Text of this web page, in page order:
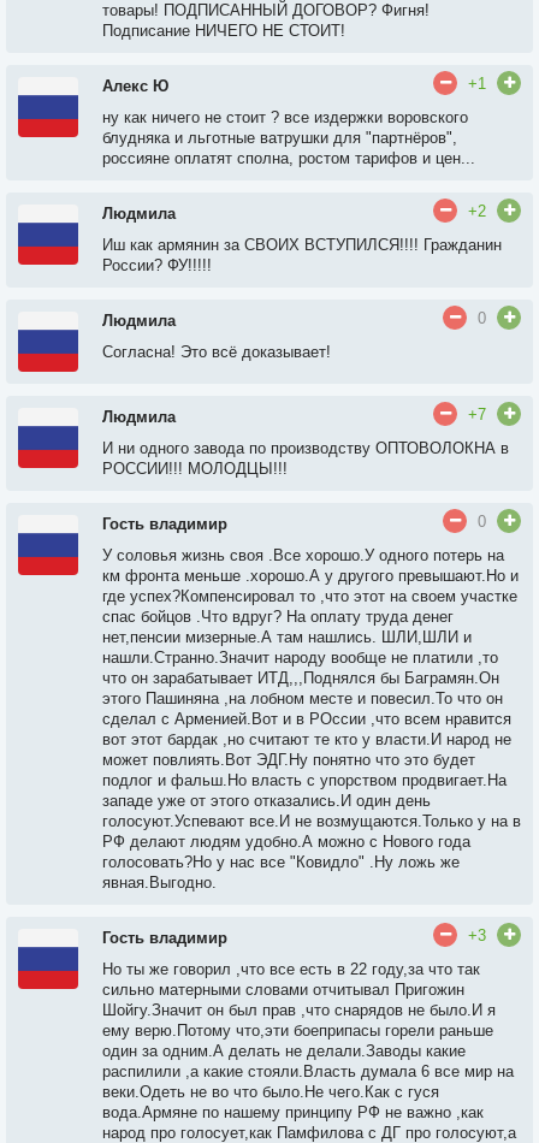
товары! ПОДПИСАННЫЙ ДОГОВОР? Фигня!
Подписание НИЧЕГО НЕ СТОИТ!
Алекс Ю
+1
ну как ничего не стоит ? все издержки воровского
блудняка и льготные ватрушки для "партнёров",
россияне оплатят сполна, ростом тарифов и цен...
Людмила
+2
Иш как армянин за СВОИХ ВСТУПИЛСЯ!!!! Гражданин
России? ФУ!!!!!
Людмила
0
Согласна! Это всё доказывает!
Людмила
+7
И ни одного завода по производству ОПТОВОЛОКНА в
РОССИИ!!! МОЛОДЦЫ!!!
Гость владимир
0
У соловья жизнь своя .Все хорошо.У одного потерь на
км фронта меньше .хорошо.А у другого превышают.Но и
где успех?Компенсировал то ,что этот на своем участке
спас бойцов .Что вдруг? На оплату труда денег
нет,пенсии мизерные.А там нашлись. ШЛИ,ШЛИ и
нашли.Странно.Значит народу вообще не платили ,то
что он зарабатывает ИТД,,,Поднялся бы Баграмян.Он
этого Пашиняна ,на лобном месте и повесил.То что он
сделал с Арменией.Вот и в РОссии ,что всем нравится
вот этот бардак ,но считают те кто у власти.И народ не
может повлиять.Вот ЭДГ.Ну понятно что это будет
подлог и фальш.Но власть с упорством продвигает.На
западе уже от этого отказались.И один день
голосуют.Успевают все.И не возмущаются.Только у на в
РФ делают людям удобно.А можно с Нового года
голосовать?Но у нас все "Ковидло" .Ну ложь же
явная.Выгодно.
Гость владимир
+3
Но ты же говорил ,что все есть в 22 году,за что так
сильно матерными словами отчитывал Пригожин
Шойгу.Значит он был прав ,что снарядов не было.И я
ему верю.Потому что,эти боеприпасы горели раньше
один за одним.А делать не делали.Заводы какие
распилили ,а какие стояли.Власть думала 6 все мир на
веки.Одеть не во что было.Не чего.Как с гуся
вода.Армяне по нашему принципу РФ не важно ,как
народ про голосует,как Памфилова с ДГ про голосуют,а